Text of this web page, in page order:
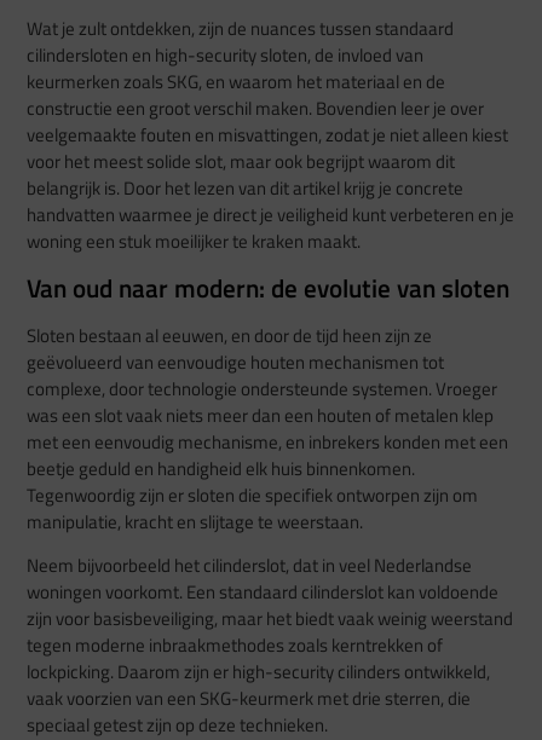
Wat je zult ontdekken, zijn de nuances tussen standaard
cilindersloten en high-security sloten, de invloed van
keurmerken zoals SKG, en waarom het materiaal en de
constructie een groot verschil maken. Bovendien leer je over
veelgemaakte fouten en misvattingen, zodat je niet alleen kiest
voor het meest solide slot, maar ook begrijpt waarom dit
belangrijk is. Door het lezen van dit artikel krijg je concrete
handvatten waarmee je direct je veiligheid kunt verbeteren en je
woning een stuk moeilijker te kraken maakt.
Van oud naar modern: de evolutie van sloten
Sloten bestaan al eeuwen, en door de tijd heen zijn ze
geëvolueerd van eenvoudige houten mechanismen tot
complexe, door technologie ondersteunde systemen. Vroeger
was een slot vaak niets meer dan een houten of metalen klep
met een eenvoudig mechanisme, en inbrekers konden met een
beetje geduld en handigheid elk huis binnenkomen.
Tegenwoordig zijn er sloten die specifiek ontworpen zijn om
manipulatie, kracht en slijtage te weerstaan.
Neem bijvoorbeeld het cilinderslot, dat in veel Nederlandse
woningen voorkomt. Een standaard cilinderslot kan voldoende
zijn voor basisbeveiliging, maar het biedt vaak weinig weerstand
tegen moderne inbraakmethodes zoals kerntrekken of
lockpicking. Daarom zijn er high-security cilinders ontwikkeld,
vaak voorzien van een SKG-keurmerk met drie sterren, die
speciaal getest zijn op deze technieken.